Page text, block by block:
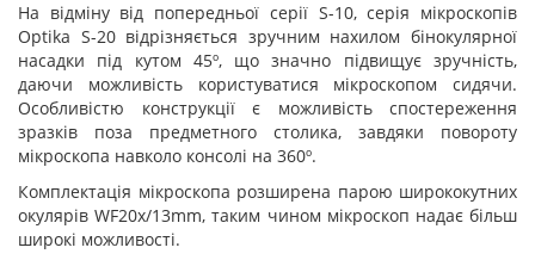
На відміну від попередньої серії S-10, серія мікроскопів
Optika S-20 відрізняється зручним нахилом бінокулярної
насадки під кутом 45º, що значно підвищує зручність,
даючи можливість користуватися мікроскопом сидячи.
Особливістю конструкції є можливість спостереження
зразків поза предметного столика, завдяки повороту
мікроскопа навколо консолі на 360º.
Комплектація мікроскопа розширена парою ширококутних
окулярів WF20x/13mm, таким чином мікроскоп надає більш
широкі можливості.